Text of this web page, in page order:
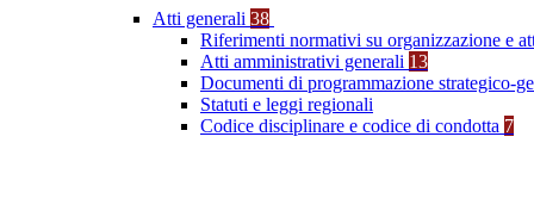
Atti generali 38
Riferimenti normativi su organizzazione e
Atti amministrativi generali 13
Documenti di programmazione strategico-
Statuti e leggi regionali
Codice disciplinare e codice di condotta 7